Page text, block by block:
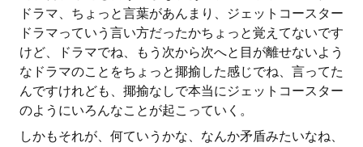
ドラマ、ちょっと言葉があんまり、ジェットコースター
ドラマっていう言い方だったかちょっと覚えてないです
けど、ドラマでね、もう次から次へと目が離せないよう
なドラマのことをちょっと揶揄した感じでね、言ってた
んですけれども、揶揄なしで本当にジェットコースター
のようにいろんなことが起こっていく。
しかもそれが、何ていうかな、なんか矛盾みたいなね、